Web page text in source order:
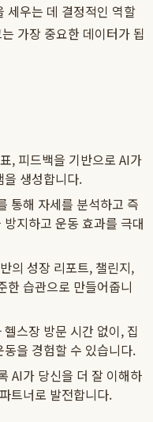
세우는 데 결정적인 역할
가장 중요한 데이터가 됩
, 피드백을 기반으로 AI가
을 생성합니다.
통해 자세를 분석하고 즉
지하고 운동 효과를 극대
의 성장 리포트, 챌린지,
한 습관으로 만들어줍니
스장 방문 시간 없이, 집
을 경험할 수 있습니다.
AI가 당신을 더 잘 이해하
트너로 발전합니다.